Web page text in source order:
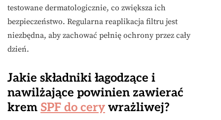
testowane dermatologicznie, co zwiększa ich
bezpieczeństwo. Regularna reaplikacja filtru jest
niezbędna, aby zachować pełnię ochrony przez cały
dzień.
Jakie składniki łagodzące i
nawilżające powinien zawierać
krem SPF do cery wrażliwej?